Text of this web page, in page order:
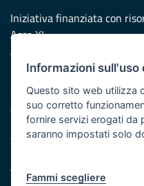
Iniziativa finanziata con
Asse XI
Note legali
Cookie e privacy
Atti di notifica
Feed RSS
Servizi Intranet
Informazioni sull'uso
Questo sito web utilizza
suo corretto
fornire servizi erogati da
saranno impostati solo
Fammi scegliere